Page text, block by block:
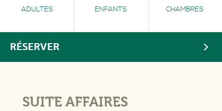
ADULTES ENFANTS CHAMBRES
RÉSERVER
SUITE AFFAIRES